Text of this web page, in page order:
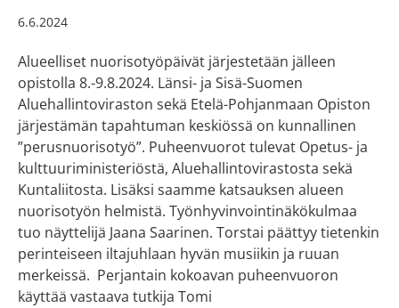
6.6.2024
Alueelliset nuorisotyöpäivät järjestetään jälleen
opistolla 8.-9.8.2024. Länsi- ja Sisä-Suomen
Aluehallintoviraston sekä Etelä-Pohjanmaan Opiston
järjestämän tapahtuman keskiössä on kunnallinen
”perusnuorisotyö”. Puheenvuorot tulevat Opetus- ja
kulttuuriministeriöstä, Aluehallintovirastosta sekä
Kuntaliitosta. Lisäksi saamme katsauksen alueen
nuorisotyön helmistä. Työnhyvinvointinäkökulmaa
tuo näyttelijä Jaana Saarinen. Torstai päättyy tietenkin
perinteiseen iltajuhlaan hyvän musiikin ja ruuan
merkeissä. Perjantain kokoavan puheenvuoron
käyttää vastaava tutkija Tomi